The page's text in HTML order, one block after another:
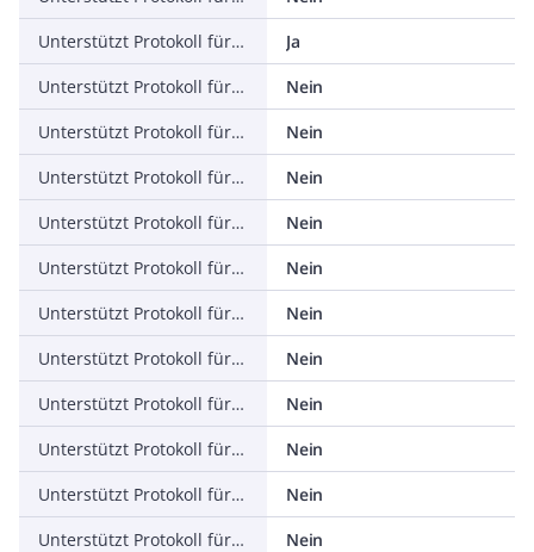
Unterstützt Protokoll für ASI
Ja
Unterstützt Protokoll für KNX
Nein
Unterstützt Protokoll für Modbus
Nein
Unterstützt Protokoll für Data-Highway
Nein
Unterstützt Protokoll für DeviceNet
Nein
Unterstützt Protokoll für SUCONET
Nein
Unterstützt Protokoll für LON
Nein
Unterstützt Protokoll für PROFINET IO
Nein
Unterstützt Protokoll für PROFINET CBA
Nein
Unterstützt Protokoll für SERCOS
Nein
Unterstützt Protokoll für Foundation Fieldbus
Nein
Unterstützt Protokoll für EtherNet/IP
Nein